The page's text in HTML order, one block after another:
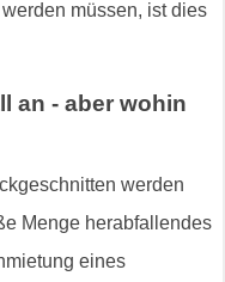
müssen, ist dies
an - aber wohin
werden
Menge herabfallendes
eines